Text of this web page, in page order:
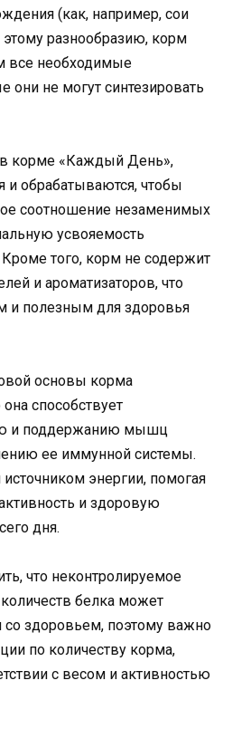
(как, например, сои
этому разнообразию, корм
все необходимые
они не могут синтезировать
корме «Каждый День»,
и обрабатываются, чтобы
соотношение незаменимых
усвояемость
того, корм не содержит
и ароматизаторов, что
и полезным для здоровья
основы корма
способствует
и поддержанию мышц
ее иммунной системы.
энергии, помогая
и здоровую
дня.
что неконтролируемое
белка может
здоровьем, поэтому важно
по количеству корма,
с весом и активностью